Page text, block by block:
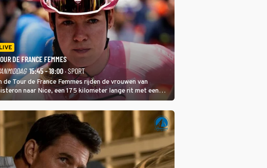
LIVE
DE FRANCE FEMMES
15:45 - 18:00· SPORT
de Tour de France Femmes rijden de vrouwen van
naar Nice, een 175 kilometer lange rit met een
klim in het midden. Dat is mogelijk niet de
hindernis, dat is de temperatuur. Het kan in Nice
namelijk bloedheet worden.